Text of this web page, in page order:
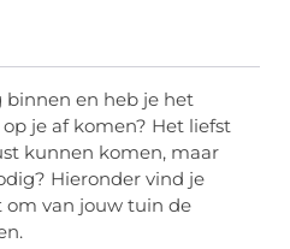
binnen en heb je het
je af komen? Het liefst
kunnen komen, maar
Hieronder vind je
om van jouw tuin de